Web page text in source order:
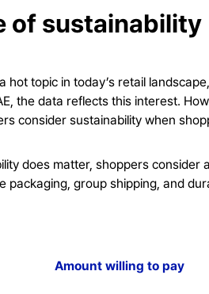
of sustainability
hot topic in today’s retail
the data reflects this interest.
consider sustainability when
does matter, shoppers consider
packaging, group shipping, and
Amount willing to pay